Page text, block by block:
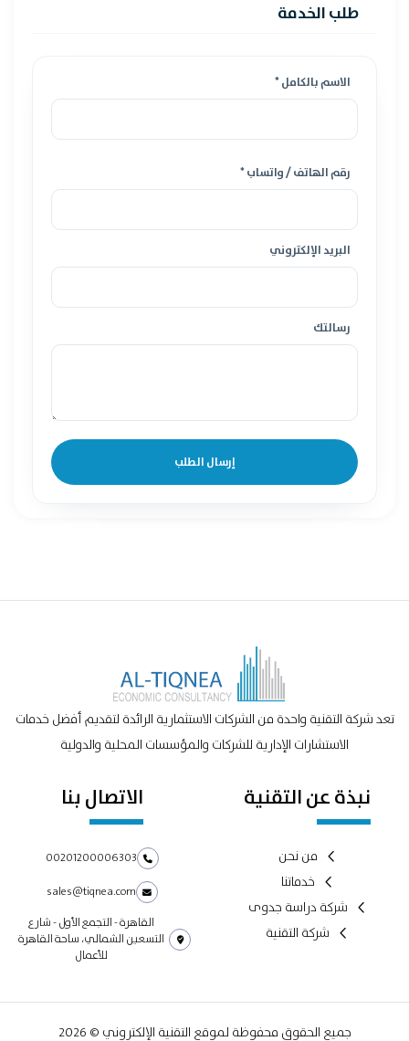
طلب الخدمة
الاسم بالكامل *
رقم الهاتف / واتساب *
البريد الإلكتروني
رسالتك
إرسال الطلب
تعد شركة التقنية واحدة من الشركات الاستثمارية الرائدة لتقديم أفضل خدمات
الاستشارات الإدارية للشركات والمؤسسات المحلية والدولية
نبذة عن التقنية
من نحن
خدماتنا
شركة دراسة جدوى
شركة التقنية
الاتصال بنا
00201200006303
sales@tiqnea.com
القاهرة - التجمع الأول - شارع
التسعين الشمالي، ساحة القاهرة
للأعمال
جميع الحقوق محفوظة لموقع التقنية الإلكتروني © 2026